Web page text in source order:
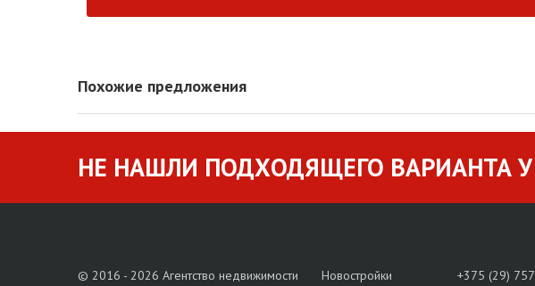
Похожие предложения
НЕ НАШЛИ ПОДХОДЯЩЕГО ВАРИАНТА У
© 2016 - 2026 Агентство недвижимости Новостройки
+375 (29)